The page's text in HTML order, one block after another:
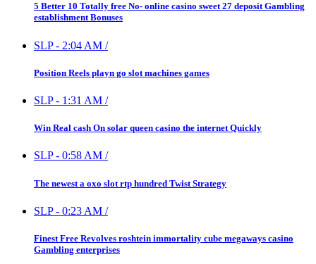
5 Better 10 Totally free No- online casino sweet 27 deposit Gambling
establishment Bonuses
SLP- 2:04 AM /
Position Reels playn go slot machines games
SLP- 1:31 AM /
Win Real cash On solar queen casino the internet Quickly
SLP- 0:58 AM /
The newest a oxo slot rtp hundred Twist Strategy
SLP- 0:23 AM /
Finest Free Revolves roshtein immortality cube megaways casino
Gambling enterprises